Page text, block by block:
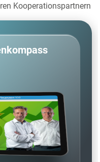
Kooperationspartnern